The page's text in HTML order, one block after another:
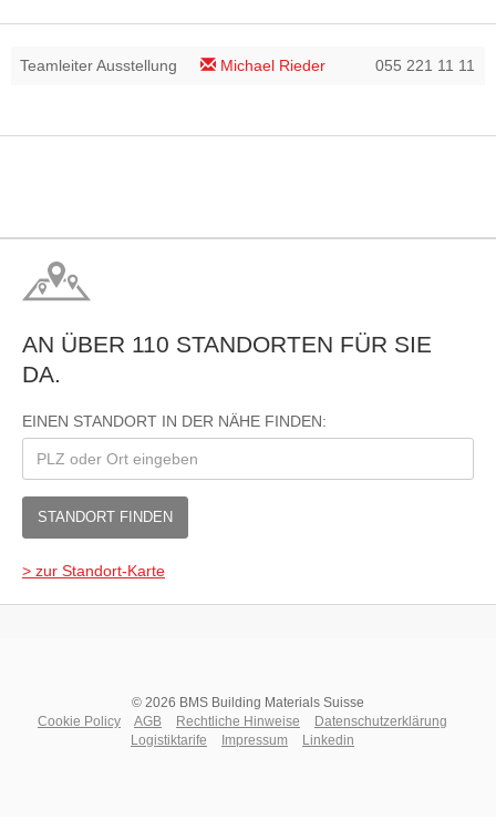
Teamleiter Ausstellung Michael Rieder 055 221 11 11
AN ÜBER 110 STANDORTEN FÜR SIE
DA.
EINEN STANDORT IN DER NÄHE FINDEN:
STANDORT FINDEN
> zur Standort-Karte
© 2026 BMS Building Materials Suisse
Cookie Policy
AGB Rechtliche Hinweise
Datenschutzerklärung
Logistiktarife
Impressum Linkedin